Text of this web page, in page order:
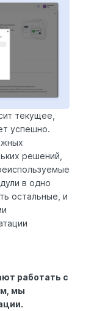
текущее,
успешно.
решений,
в одно
остальные, и
работать с
мы